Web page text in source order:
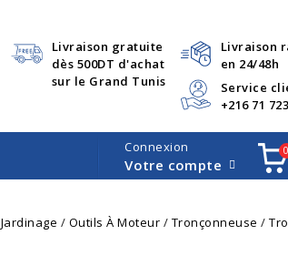
Livraison gratuite
dès 500DT d'achat
sur le Grand Tunis
Livraison
en 24/48h
Service
+216 71
0
Connexion
Votre compte
Jardinage Outils À Moteur Tronçonneuse